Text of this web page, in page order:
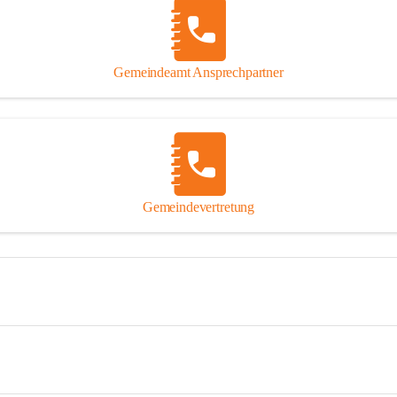
Gemeindeamt Ansprechpartner
Gemeindevertretung